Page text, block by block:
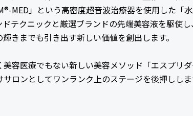
MED」という高密度超音波治療器を使用した「
テクニックと厳選ブランドの先端美容液を駆使
きまでも引き出す新しい価値を創出します。
容医療でもない新しい美容メソッド「エスプリ
ロンとしてワンランク上のステージを後押しし